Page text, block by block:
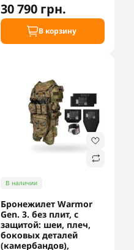
30 790 грн.
В корзину
В наличии
Бронежилет Warmor
Gen. 3. без плит, с
защитой: шеи, плеч,
боковых деталей
(камербандов),